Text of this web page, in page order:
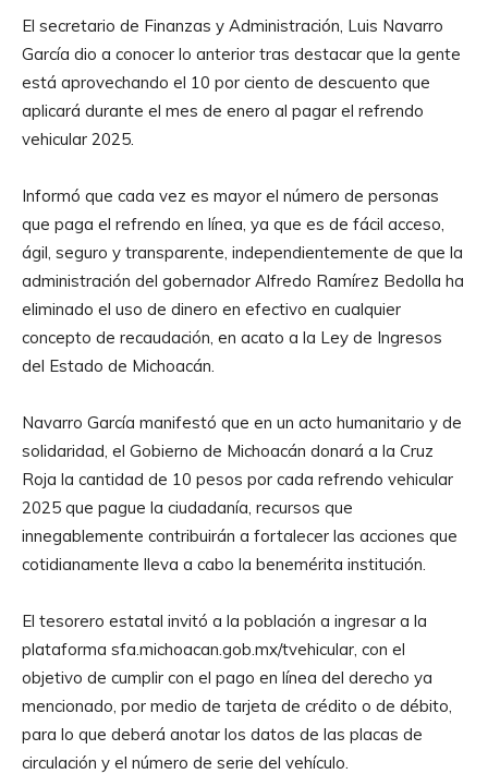
El secretario de Finanzas y Administración, Luis Navarro
García dio a conocer lo anterior tras destacar que la gente
está aprovechando el 10 por ciento de descuento que
aplicará durante el mes de enero al pagar el refrendo
vehicular 2025.
Informó que cada vez es mayor el número de personas
que paga el refrendo en línea, ya que es de fácil acceso,
ágil, seguro y transparente, independientemente de que la
administración del gobernador Alfredo Ramírez Bedolla ha
eliminado el uso de dinero en efectivo en cualquier
concepto de recaudación, en acato a la Ley de Ingresos
del Estado de Michoacán.
Navarro García manifestó que en un acto humanitario y de
solidaridad, el Gobierno de Michoacán donará a la Cruz
Roja la cantidad de 10 pesos por cada refrendo vehicular
2025 que pague la ciudadanía, recursos que
innegablemente contribuirán a fortalecer las acciones que
cotidianamente lleva a cabo la benemérita institución.
El tesorero estatal invitó a la población a ingresar a la
plataforma sfa.michoacan.gob.mx/tvehicular, con el
objetivo de cumplir con el pago en línea del derecho ya
mencionado, por medio de tarjeta de crédito o de débito,
para lo que deberá anotar los datos de las placas de
circulación y el número de serie del vehículo.